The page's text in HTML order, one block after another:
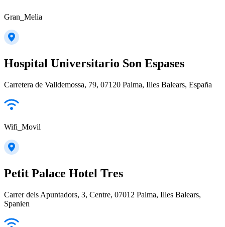
Gran_Melia
Hospital Universitario Son Espases
Carretera de Valldemossa, 79, 07120 Palma, Illes Balears, España
Wifi_Movil
Petit Palace Hotel Tres
Carrer dels Apuntadors, 3, Centre, 07012 Palma, Illes Balears,
Spanien